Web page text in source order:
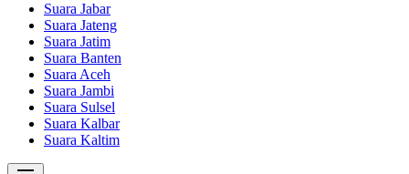
Suara Jabar
Suara Jateng
Suara Jatim
Suara Banten
Suara Aceh
Suara Jambi
Suara Sulsel
Suara Kalbar
Suara Kaltim